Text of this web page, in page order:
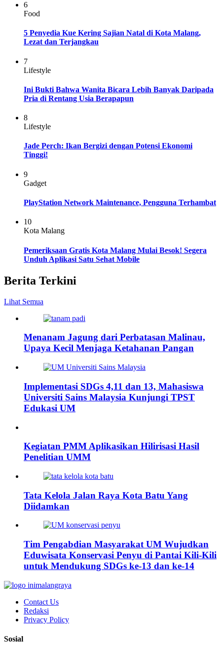
6
Food
5 Penyedia Kue Kering Sajian Natal di Kota Malang,
Lezat dan Terjangkau
7
Lifestyle
Ini Bukti Bahwa Wanita Bicara Lebih Banyak Daripada
Pria di Rentang Usia Berapapun
8
Lifestyle
Jade Perch: Ikan Bergizi dengan Potensi Ekonomi
Tinggi!
9
Gadget
PlayStation Network Maintenance, Pengguna Terhambat
10
Kota Malang
Pemeriksaan Gratis Kota Malang Mulai Besok! Segera
Unduh Aplikasi Satu Sehat Mobile
Berita Terkini
Lihat Semua
Menanam Jagung dari Perbatasan Malinau,
Upaya Kecil Menjaga Ketahanan Pangan
Implementasi SDGs 4,11 dan 13, Mahasiswa
Universiti Sains Malaysia Kunjungi TPST
Edukasi UM
Kegiatan PMM Aplikasikan Hilirisasi Hasil
Penelitian UMM
Tata Kelola Jalan Raya Kota Batu Yang
Diidamkan
Tim Pengabdian Masyarakat UM Wujudkan
Eduwisata Konservasi Penyu di Pantai Kili-Kili
untuk Mendukung SDGs ke-13 dan ke-14
Contact Us
Redaksi
Privacy Policy
Sosial